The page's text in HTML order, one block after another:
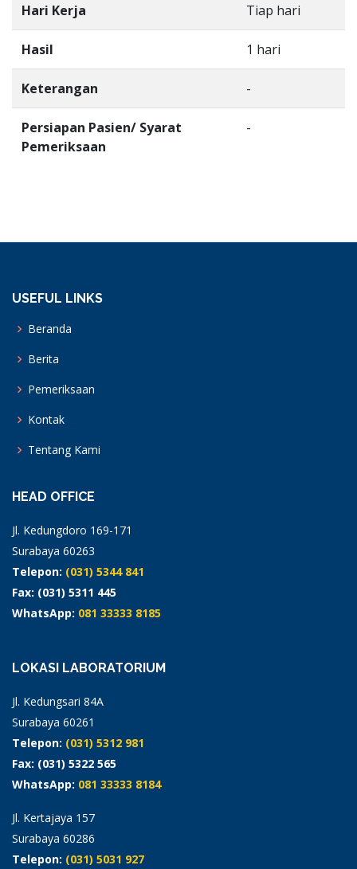
Hari Kerja Tiap hari
Hasil 1 hari
Keterangan -
Persiapan Pasien/ Syarat
Pemeriksaan
-
USEFUL LINKS
Beranda
Berita
Pemeriksaan
Kontak
Tentang Kami
HEAD OFFICE
Jl. Kedungdoro 169-171
Surabaya 60263
Telepon: (031) 5344 841
Fax: (031) 5311 445
WhatsApp: 081 33333 8185
LOKASI LABORATORIUM
Jl. Kedungsari 84A
Surabaya 60261
Telepon: (031) 5312 981
Fax: (031) 5322 565
WhatsApp: 081 33333 8184
Jl. Kertajaya 157
Surabaya 60286
Telepon: (031) 5031 927